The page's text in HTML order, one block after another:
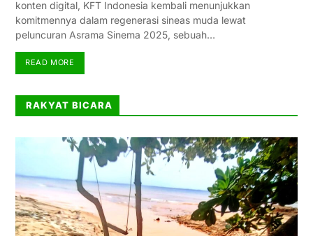
konten digital, KFT Indonesia kembali menunjukkan
komitmennya dalam regenerasi sineas muda lewat
peluncuran Asrama Sinema 2025, sebuah…
READ MORE
RAKYAT BICARA